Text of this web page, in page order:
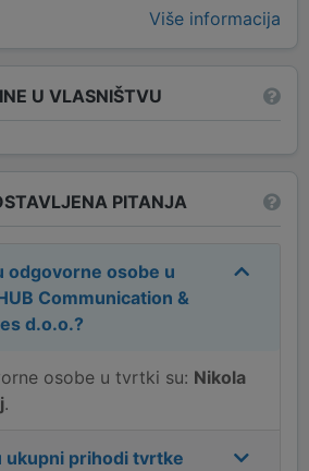
Više informacija
U VLASNIŠTVU
PITANJA
odgovorne osobe u
Communication &
d.o.o.?
osobe u tvrtki su: Nikola
.
ukupni prihodi tvrtke